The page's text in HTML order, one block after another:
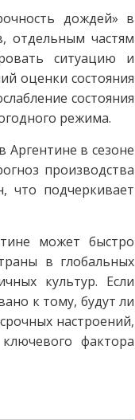
дождей» в
отдельным частям
ситуацию и
оценки состояния
состояния
режима.
Аргентине в сезоне
производства
что подчеркивает
может быстро
в глобальных
культур. Если
к тому, будут ли
настроений,
фактора